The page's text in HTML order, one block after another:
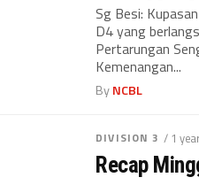
Sg Besi:
D4 yang
Pertarungan
Kemenangan...
ByNCBL
DIVISION 3 / 1
Recap